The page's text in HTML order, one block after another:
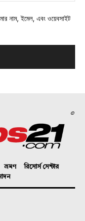
নাম, ইমেল, এবং ওয়েবসাইট
©
ভ্রমণ
রিসোর্স সেন্টার